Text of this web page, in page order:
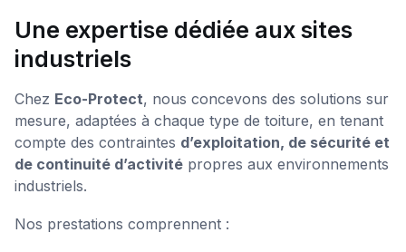
Une expertise dédiée aux sites
industriels
Chez Eco-Protect, nous concevons des solutions sur
mesure, adaptées à chaque type de toiture, en tenant
compte des contraintes d’exploitation, de sécurité et
de continuité d’activité propres aux environnements
industriels.
Nos prestations comprennent :